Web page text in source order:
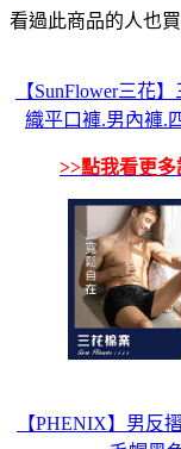
看過此商品的人也
【SunFlower三花
織平口褲.男內褲.
>>點我看更多
【PHENIX】男反